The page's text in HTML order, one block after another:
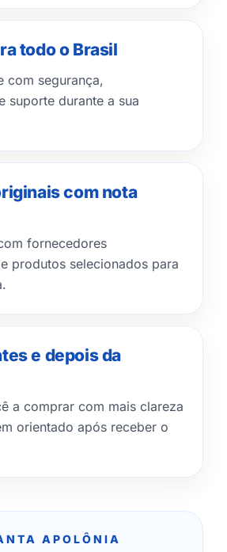
todo o Brasil
com segurança,
suporte durante a sua
com nota
fornecedores
produtos selecionados para
e depois da
a comprar com mais clareza
orientado após receber o
APOLÔNIA